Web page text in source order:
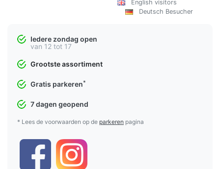
English visitors
Deutsch Besucher
Iedere zondag open
van 12 tot 17
Grootste assortiment
Gratis parkeren*
7 dagen geopend
* Lees de voorwaarden op de parkeren pagina